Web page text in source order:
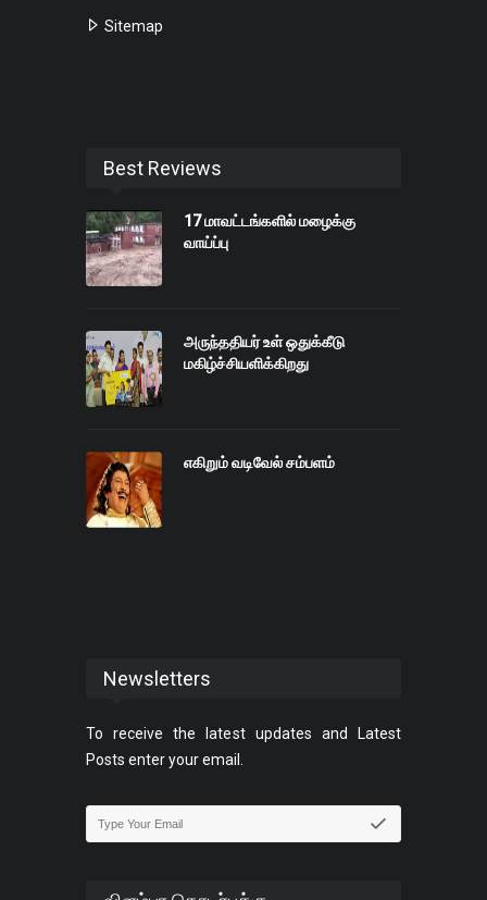
Sitemap
Best Reviews
17 மாவட்டங்களில் மழைக்கு
வாய்ப்பு
அருந்ததியர் உள் ஒதுக்கீடு
மகிழ்ச்சியளிக்கிறது
எகிறும் வடிவேல் சம்பளம்
Newsletters
To receive the latest updates and Latest
Posts enter your email.